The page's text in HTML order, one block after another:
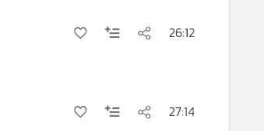
26:12
27:14